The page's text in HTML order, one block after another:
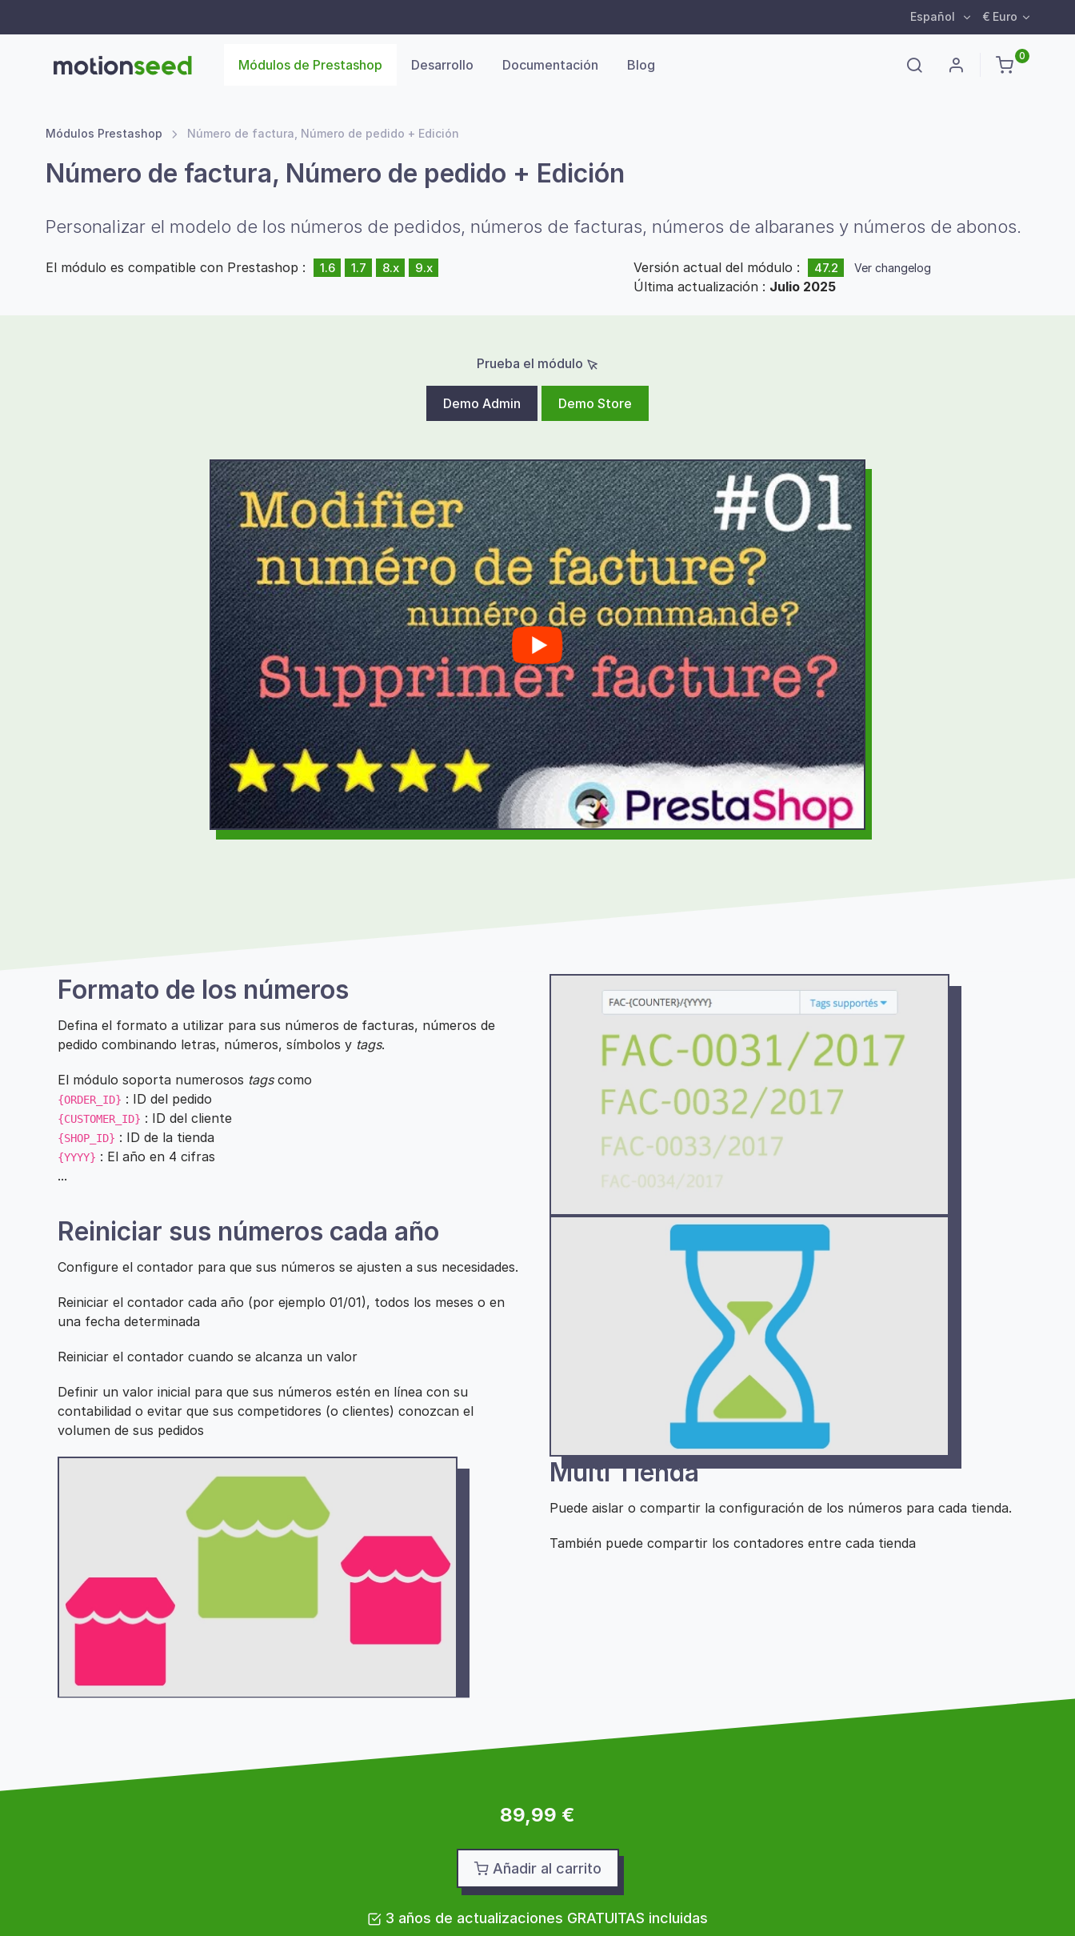
Español € Euro
0
Módulos de Prestashop Desarrollo Documentación Blog
Módulos Prestashop Número de factura, Número de pedido + Edición
Número de factura, Número de pedido + Edición
Personalizar el modelo de los números de pedidos, números de facturas, números de albaranes y números de abonos.
El módulo es compatible con Prestashop : 1.6 1.7 8.x 9.x Versión actual del módulo : 47.2 Ver changelog
Última actualización : Julio 2025
Prueba el módulo
Demo Admin Demo Store
Formato de los números
Defina el formato a utilizar para sus números de facturas, números de
pedido combinando letras, números, símbolos y tags.
El módulo soporta numerosos tagscomo
{ORDER_ID} : ID del pedido
{CUSTOMER_ID} : ID del cliente
{SHOP_ID} : ID de la tienda
{YYYY} : El año en 4 cifras
...
Reiniciar sus números cada año
Configure el contador para que sus números se ajusten a sus necesidades.
Reiniciar el contador cada año (por ejemplo 01/01), todos los meses o en
una fecha determinada
Reiniciar el contador cuando se alcanza un valor
Definir un valor inicial para que sus números estén en línea con su
contabilidad o evitar que sus competidores (o clientes) conozcan el
volumen de sus pedidos
Multi Tienda
Puede aislar o compartir la configuración de los números para cada tienda.
También puede compartir los contadores entre cada tienda
89,99 €
Añadir al carrito
3 años de actualizaciones GRATUITAS incluidas